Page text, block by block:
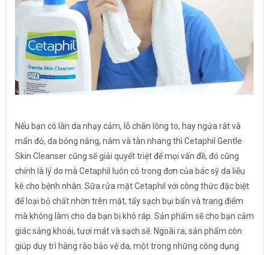
Nếu bạn có làn da nhạy cảm, lỗ chân lông to, hay ngứa rát và
mẩn đỏ, da bỏng nắng, nám và tàn nhang thì Cetaphil Gentle
Skin Cleanser cũng sẽ giải quyết triệt để mọi vấn đề, đó cũng
chính là lý do mà Cetaphil luôn có trong đơn của bác sỹ da liễu
kê cho bệnh nhân. Sữa rửa mặt Cetaphil với công thức đặc biệt
để loại bỏ chất nhờn trên mặt, tẩy sạch bụi bẩn và trang điểm
mà không làm cho da bạn bị khô ráp. Sản phẩm sẽ cho bạn cảm
giác sảng khoái, tươi mát và sạch sẽ. Ngoài ra, sản phẩm còn
giúp duy trì hàng rào bảo vệ da, một trong những công dụng